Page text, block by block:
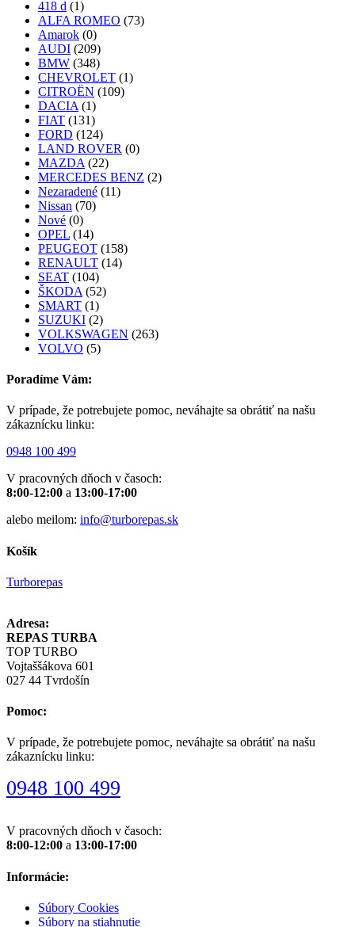
418 d (1)
ALFA ROMEO (73)
Amarok (0)
AUDI (209)
BMW (348)
CHEVROLET (1)
CITROËN (109)
DACIA (1)
FIAT (131)
FORD (124)
LAND ROVER (0)
MAZDA (22)
MERCEDES BENZ (2)
Nezaradené (11)
Nissan (70)
Nové (0)
OPEL (14)
PEUGEOT (158)
RENAULT (14)
SEAT (104)
ŠKODA (52)
SMART (1)
SUZUKI (2)
VOLKSWAGEN (263)
VOLVO (5)
Poradíme Vám:
V prípade, že potrebujete pomoc, neváhajte sa obrátiť na našu
zákaznícku linku:
0948 100 499
V pracovných dňoch v časoch:
8:00-12:00 a 13:00-17:00
alebo meilom: info@turborepas.sk
Košík
Turborepas
Adresa:
REPAS TURBA
TOP TURBO
Vojtaššákova 601
027 44 Tvrdošín
Pomoc:
V prípade, že potrebujete pomoc, neváhajte sa obrátiť na našu
zákaznícku linku:
0948 100 499
V pracovných dňoch v časoch:
8:00-12:00 a 13:00-17:00
Informácie:
Súbory Cookies
Súbory na stiahnutie